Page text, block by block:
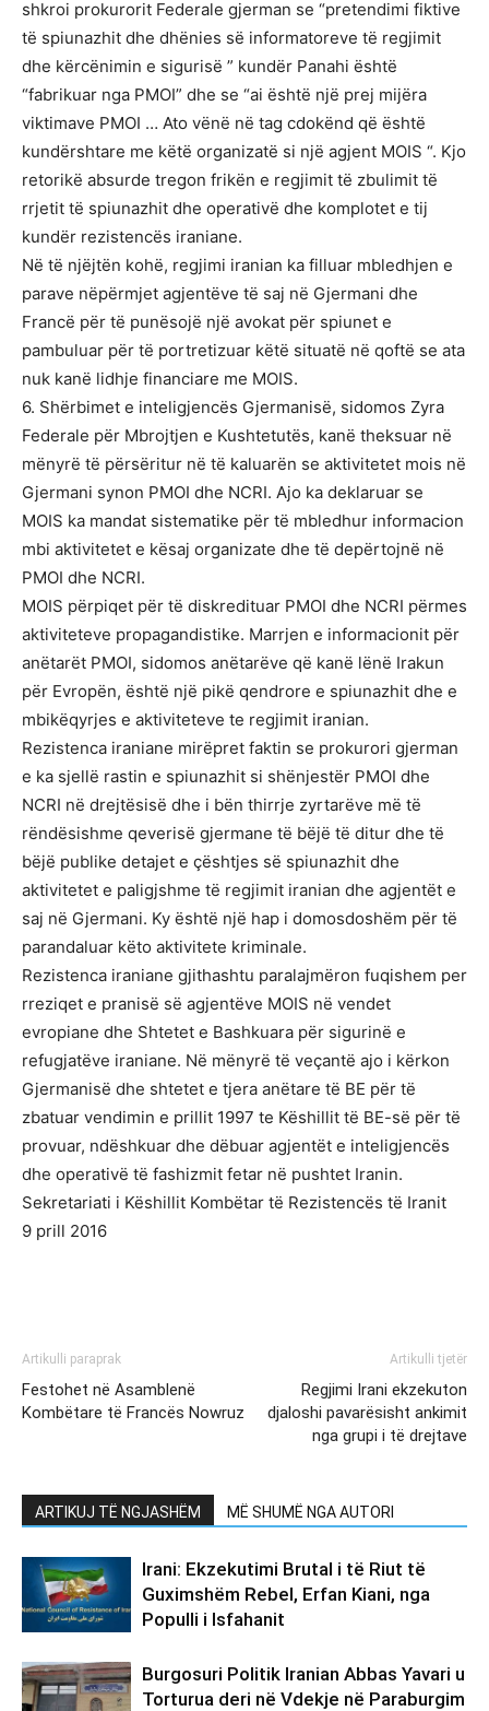
shkroi prokurorit Federale gjerman se “pretendimi fiktive
të spiunazhit dhe dhënies së informatoreve të regjimit
dhe kërcënimin e sigurisë ” kundër Panahi është
“fabrikuar nga PMOI” dhe se “ai është një prej mijëra
viktimave PMOI … Ato vënë në tag cdokënd që është
kundërshtare me këtë organizatë si një agjent MOIS “. Kjo
retorikë absurde tregon frikën e regjimit të zbulimit të
rrjetit të spiunazhit dhe operativë dhe komplotet e tij
kundër rezistencës iraniane.
Në të njëjtën kohë, regjimi iranian ka filluar mbledhjen e
parave nëpërmjet agjentëve të saj në Gjermani dhe
Francë për të punësojë një avokat për spiunet e
pambuluar për të portretizuar këtë situatë në qoftë se ata
nuk kanë lidhje financiare me MOIS.
6. Shërbimet e inteligjencës Gjermanisë, sidomos Zyra
Federale për Mbrojtjen e Kushtetutës, kanë theksuar në
mënyrë të përsëritur në të kaluarën se aktivitetet mois në
Gjermani synon PMOI dhe NCRI. Ajo ka deklaruar se
MOIS ka mandat sistematike për të mbledhur informacion
mbi aktivitetet e kësaj organizate dhe të depërtojnë në
PMOI dhe NCRI.
MOIS përpiqet për të diskredituar PMOI dhe NCRI përmes
aktiviteteve propagandistike. Marrjen e informacionit për
anëtarët PMOI, sidomos anëtarëve që kanë lënë Irakun
për Evropën, është një pikë qendrore e spiunazhit dhe e
mbikëqyrjes e aktiviteteve te regjimit iranian.
Rezistenca iraniane mirëpret faktin se prokurori gjerman
e ka sjellë rastin e spiunazhit si shënjestër PMOI dhe
NCRI në drejtësisë dhe i bën thirrje zyrtarëve më të
rëndësishme qeverisë gjermane të bëjë të ditur dhe të
bëjë publike detajet e çështjes së spiunazhit dhe
aktivitetet e paligjshme të regjimit iranian dhe agjentët e
saj në Gjermani. Ky është një hap i domosdoshëm për të
parandaluar këto aktivitete kriminale.
Rezistenca iraniane gjithashtu paralajmëron fuqishem per
rreziqet e pranisë së agjentëve MOIS në vendet
evropiane dhe Shtetet e Bashkuara për sigurinë e
refugjatëve iraniane. Në mënyrë të veçantë ajo i kërkon
Gjermanisë dhe shtetet e tjera anëtare të BE për të
zbatuar vendimin e prillit 1997 te Këshillit të BE-së për të
provuar, ndëshkuar dhe dëbuar agjentët e inteligjencës
dhe operativë të fashizmit fetar në pushtet Iranin.
Sekretariati i Këshillit Kombëtar të Rezistencës të Iranit
9 prill 2016
Artikulli paraprak
Festohet në Asamblenë
Kombëtare të Francës Nowruz
Artikulli tjetër
Regjimi Irani ekzekuton
djaloshi pavarësisht ankimit
nga grupi i të drejtave
ARTIKUJ TË NGJASHËM MË SHUMË NGA AUTORI
Irani: Ekzekutimi Brutal i të Riut të
Guximshëm Rebel, Erfan Kiani, nga
Populli i Isfahanit
Burgosuri Politik Iranian Abbas Yavari u
Torturua deri në Vdekje në Paraburgim